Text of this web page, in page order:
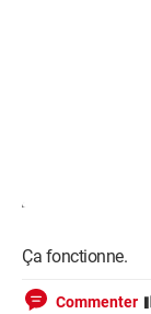
Ça fonctionne.
Commenter